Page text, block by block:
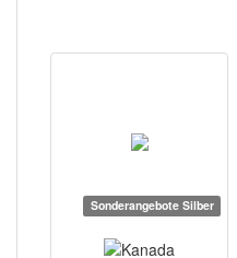
Sonderangebote Silber